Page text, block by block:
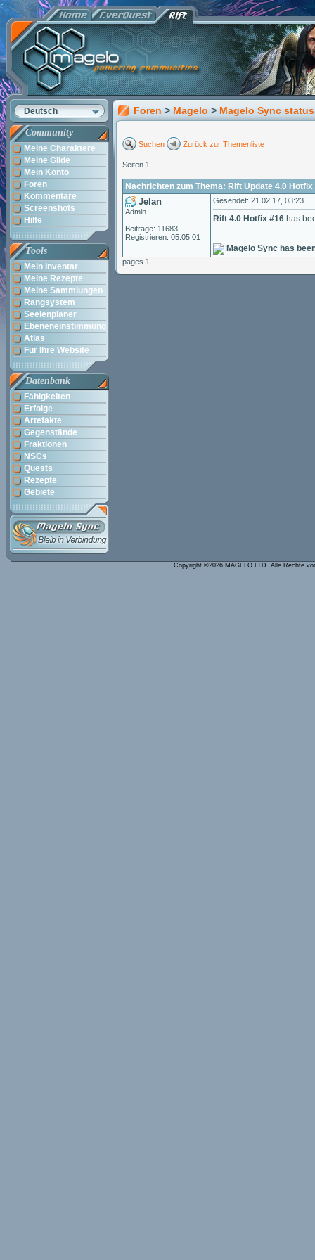
Deutsch
Community
Meine Charaktere
Meine Gilde
Mein Konto
Foren
Kommentare
Screenshots
Hilfe
Tools
Mein Inventar
Meine Rezepte
Meine Sammlungen
Rangsystem
Seelenplaner
Ebeneneinstimmung
Atlas
Für Ihre Website
Datenbank
Fähigkeiten
Erfolge
Artefakte
Gegenstände
Fraktionen
NSCs
Quests
Rezepte
Gebiete
Foren > Magelo > Magelo Sync status
Suchen Zurück zur Themenliste
Seiten 1
Nachrichten zum Thema: Rift Update 4.0 Hotfix
Jelan
Admin
Beiträge: 11683
Registrieren: 05.05.01
Gesendet: 21.02.17, 03:23
Rift 4.0 Hotfix #16 has
Magelo Sync has
pages 1
Copyright ©2026 MAGELO LTD. Alle Rechte